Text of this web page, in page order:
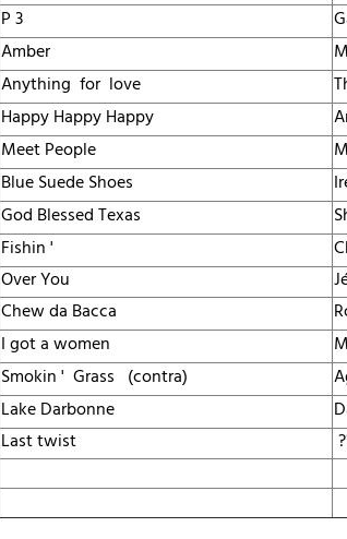
P 3
Amber
Anything for love
Happy Happy Happy
Meet People
Blue Suede Shoes
God Blessed Texas
Fishin '
Over You
Chew da Bacca
I got a women
Smokin ' Grass (contra)
Lake Darbonne
Last twist